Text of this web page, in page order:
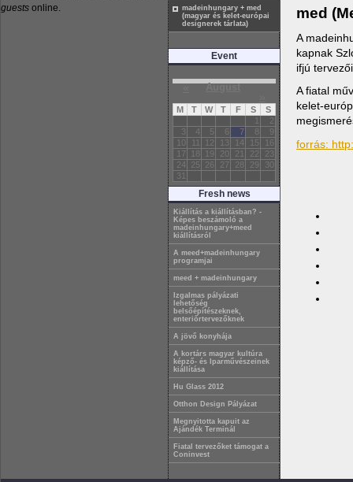
guests online.
madeinhungary + med
(magyar és kelet-európai
designerek tárlata)
Event
« August
M T W T F S
S
1
2
3
4 5 6 7 8
9
10
11 12 13 14 15
16
17
18 19 20 21 22
23
24
25 26 27 28 29
30
31
Fresh news
Kiállítás a kiállításban? -
Képes beszámoló a
madeinhungary+meed
kiállításról
A meed+madeinhungary
programjai
meed + madeinhungary
Izgalmas pályázati
lehetőség
belsőépítészeknek,
enteriőrtervezőknek
A jövő konyhája
A kortárs magyar kultúra
képző- és Iparművészeinek
kiállítása
Hu Glass 2012
Otthon Design Pályázat
Megnyitotta kapuit az
Ajándék Terminál
Fiatal tervezőket támogat a
Coninvest
med
A
kapnak
ifjú
A fiatal
kelet-
forrás: